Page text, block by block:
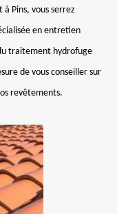
Pins, vous serrez
en entretien
traitement hydrofuge
de vous conseiller sur
revêtements.